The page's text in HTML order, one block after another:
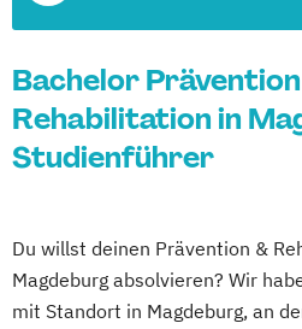
Bachelor
Rehabilitation in
Studienführer
Du willst deinen Prävention &
Magdeburg absolvieren? Wir
mit Standort in Magdeburg, an